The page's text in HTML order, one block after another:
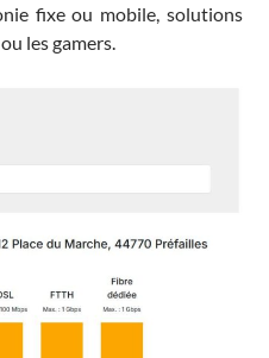
fixe ou mobile, solutions
les gamers.